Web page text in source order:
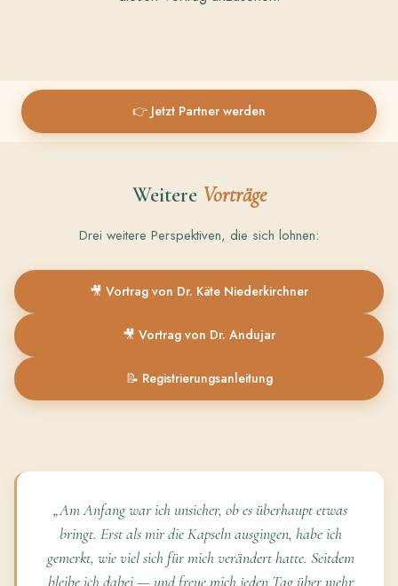
👉 Jetzt Partner werden
Weitere Vorträge
Drei weitere Perspektiven, die sich lohnen:
🎥 Vortrag von Dr. Käte Niederkirchner
🎥 Vortrag von Dr. Andujar
📝 Registrierungsanleitung
„Am Anfang war ich unsicher, ob es überhaupt etwas
bringt. Erst als mir die Kapseln ausgingen, habe ich
gemerkt, wie viel sich für mich verändert hatte. Seitdem
bleibe ich dabei — und freue mich jeden Tag über mehr